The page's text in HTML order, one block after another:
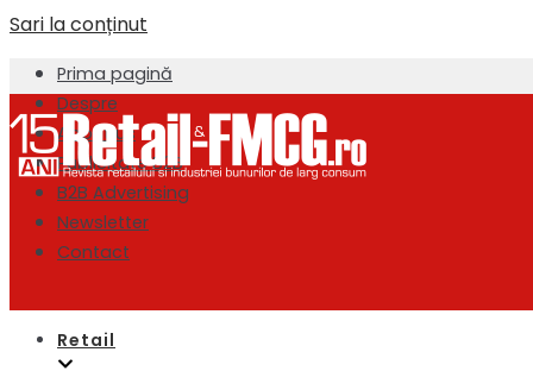
Sari la conținut
Prima pagină
Despre
About us
Publicitate B2B
B2B Advertising
Newsletter
Contact
Retail